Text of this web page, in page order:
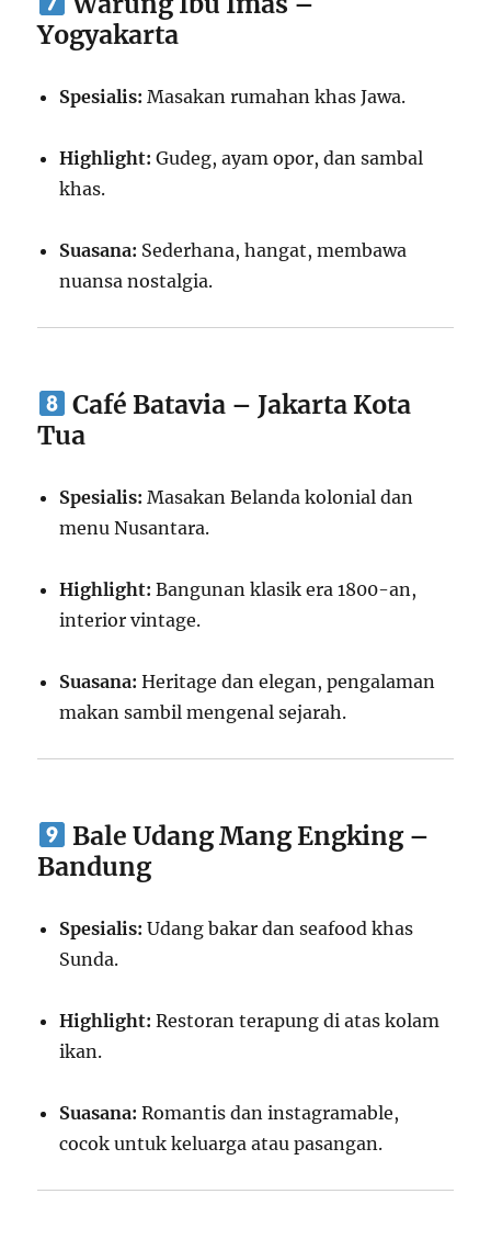
Yogyakarta
Spesialis: Masakan rumahan khas Jawa.
Highlight: Gudeg, ayam opor, dan sambal
khas.
Suasana: Sederhana, hangat, membawa
nuansa nostalgia.
Café Batavia – Jakarta Kota
Tua
Spesialis: Masakan Belanda kolonial dan
menu Nusantara.
Highlight: Bangunan klasik era 1800-an,
interior vintage.
Suasana: Heritage dan elegan, pengalaman
makan sambil mengenal sejarah.
Bale Udang Mang Engking –
Bandung
Spesialis: Udang bakar dan seafood khas
Sunda.
Highlight: Restoran terapung di atas kolam
ikan.
Suasana: Romantis dan instagramable,
cocok untuk keluarga atau pasangan.